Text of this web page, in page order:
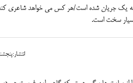
يك جريان شده است/هر كس مي خواهد شاعري
سخت است.
انتشار:پنجشنبه 16 بهمن